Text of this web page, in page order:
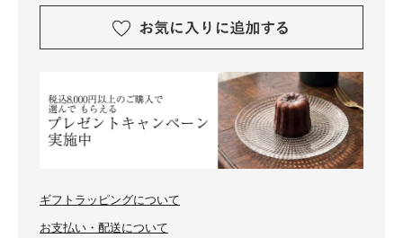
ギフトラッピングについて
お支払い・配送について